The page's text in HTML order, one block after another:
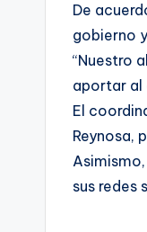
De
gobierno
“Nuestro
aportar al
El
Reynosa,
sus redes